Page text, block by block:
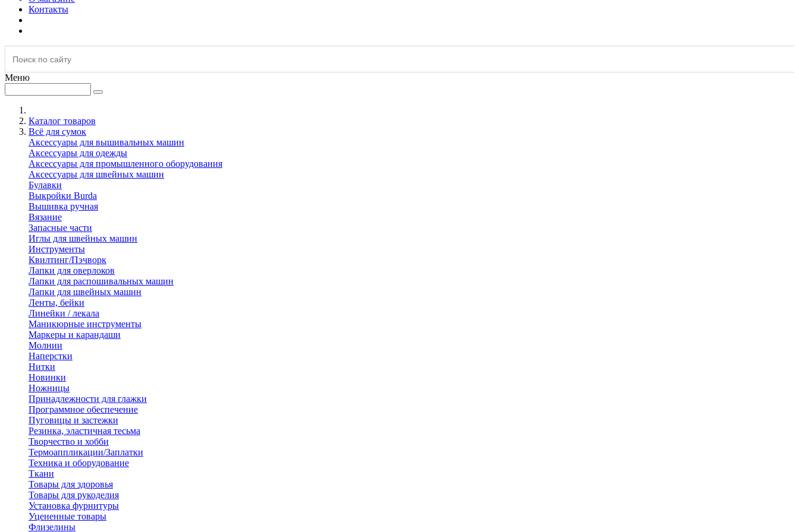
Контакты
Меню
Каталог товаров
Всё для сумок
Аксессуары для вышивальных машин
Аксессуары для одежды
Аксессуары для промышленного оборудования
Аксессуары для швейных машин
Булавки
Выкройки Burda
Вышивка ручная
Вязание
Запасные части
Иглы для швейных машин
Инструменты
Квилтинг/Пэчворк
Лапки для оверлоков
Лапки для распошивальных машин
Лапки для швейных машин
Ленты, бейки
Линейки / лекала
Маникюрные инструменты
Маркеры и карандаши
Молнии
Наперстки
Нитки
Новинки
Ножницы
Принадлежности для глажки
Программное обеспечение
Пуговицы и застежки
Резинка, эластичная тесьма
Творчество и хобби
Термоаппликации/Заплатки
Техника и оборудование
Ткани
Товары для здоровья
Товары для рукоделия
Установка фурнитуры
Уцененные товары
Флизелины